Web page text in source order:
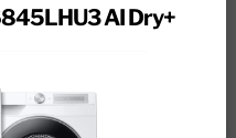
+ Samsung
AI Dry+